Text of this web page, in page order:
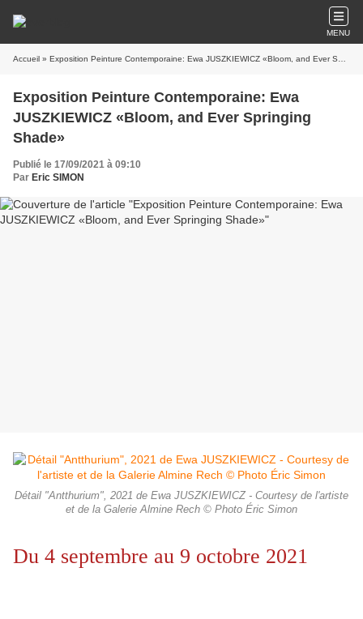
MENU
Accueil » Exposition Peinture Contemporaine: Ewa JUSZKIEWICZ «Bloom, and Ever Springing Shade»
Exposition Peinture Contemporaine: Ewa
JUSZKIEWICZ «Bloom, and Ever Springing
Shade»
Publié le 17/09/2021 à 09:10
Par Eric SIMON
Détail "Antthurium", 2021 de Ewa JUSZKIEWICZ - Courtesy de l'artiste
et de la Galerie Almine Rech © Photo Éric Simon
Du 4 septembre au 9 octobre 2021